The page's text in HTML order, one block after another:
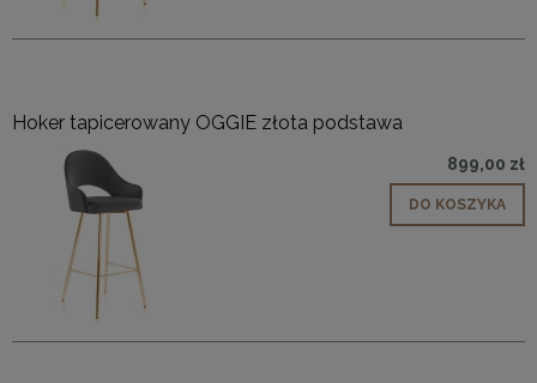
Hoker tapicerowany OGGIE złota podstawa
899,00 zł
DO KOSZYKA